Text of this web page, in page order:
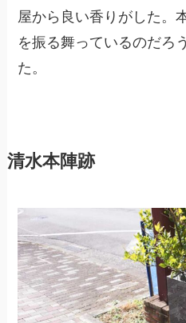
屋から良い香りがした。
を振る舞っているのだろ
た。
清水本陣跡